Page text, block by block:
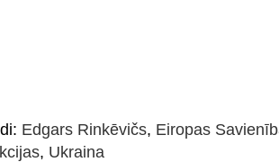
Edgars Rinkēvičs, Eiropas
, Ukraina